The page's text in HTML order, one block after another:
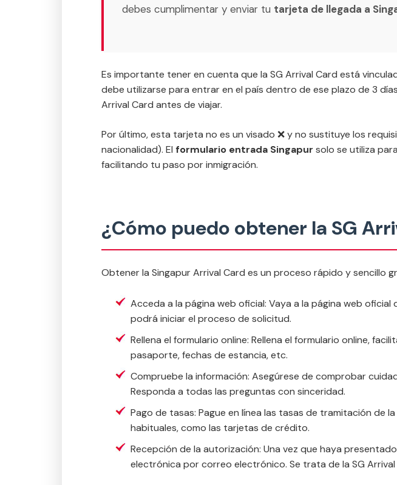
debes cumplimentar y enviar tu tarjeta de llegada a
Es importante tener en cuenta que la SG Arrival Card está
debe utilizarse para entrar en el país dentro de ese plazo de 3
Arrival Card antes de viajar.
Por último, esta tarjeta no es un visado ❌ y no sustituye los
nacionalidad). El formulario entrada Singapur solo se utiliza
facilitando tu paso por inmigración.
¿Cómo puedo obtener la SG
Obtener la Singapur Arrival Card es un proceso rápido y sencillo
Acceda a la página web oficial: Vaya a la página web
podrá iniciar el proceso de solicitud.
Rellena el formulario online: Rellena el formulario online,
pasaporte, fechas de estancia, etc.
Compruebe la información: Asegúrese de comprobar
Responda a todas las preguntas con sinceridad.
Pago de tasas: Pague en línea las tasas de tramitación de
habituales, como las tarjetas de crédito.
Recepción de la autorización: Una vez que haya
electrónica por correo electrónico. Se trata de la SG Arrival